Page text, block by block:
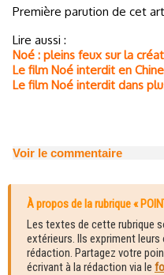
Première parution de cet
Lire aussi :
Noé : pleins feux sur la
Le film Noé interdit en Chine
Le film Noé interdit dans
Voir le commentaire
À propos de la rubrique «
Les textes de cette rubrique
extérieurs. Ils expriment
rédaction. Partagez votre
écrivant à la rédaction via le